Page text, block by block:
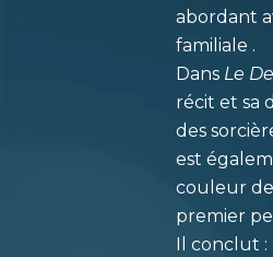
abordant
familiale .
Dans Le
récit et sa
des
est
couleur de
premier
Il conclut :